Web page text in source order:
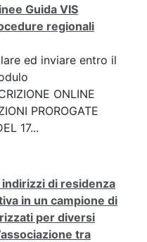
Guida VIS
regionali
ed inviare entro il
ONLINE
PROROGATE
17...
di residenza
in un campione di
per diversi
tra